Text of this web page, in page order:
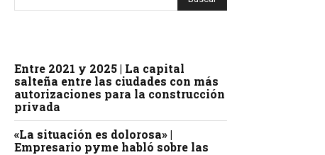
Entre 2021 y 2025 | La capital
salteña entre las ciudades con más
autorizaciones para la construcción
privada
«La situación es dolorosa» |
Empresario pyme habló sobre las